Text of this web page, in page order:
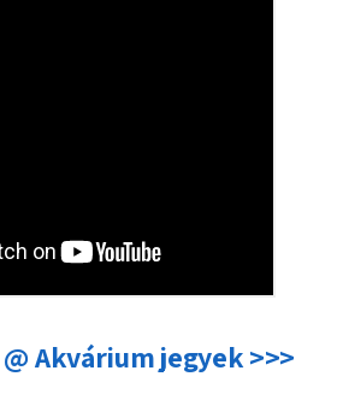
Akvárium jegyek >>>